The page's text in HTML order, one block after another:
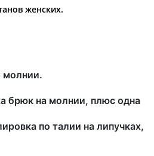
женских.
молнии.
брюк на молнии, плюс одна
по талии на липучках,